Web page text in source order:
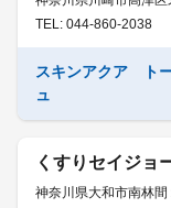
TEL: 044-860-2038
スキンアクア ト
ュ
くすりセイジョ
神奈川県大和市南林